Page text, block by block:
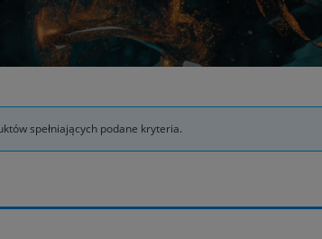
spełniających podane kryteria.